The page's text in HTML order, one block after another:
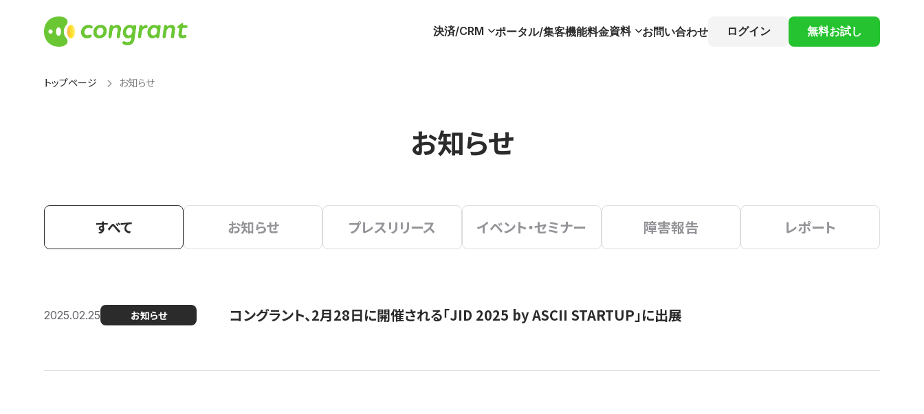
決済/CRM ポータル/集客機能料金資料 お問い合わせ ログイン 無料お試し
トップページ お知らせ
お知らせ
すべて お知らせ プレスリリース イベント・セミナー 障害報告 レポート
2025.02.25 お知らせ コングラント、2月28日に開催される「JID 2025 by ASCII STARTUP」に出展